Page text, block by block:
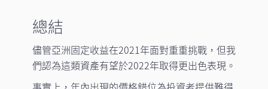
總結
儘管亞洲固定收益在2021年面對重重挑戰，但我
們認為這類資產有望於2022年取得更出色表現。